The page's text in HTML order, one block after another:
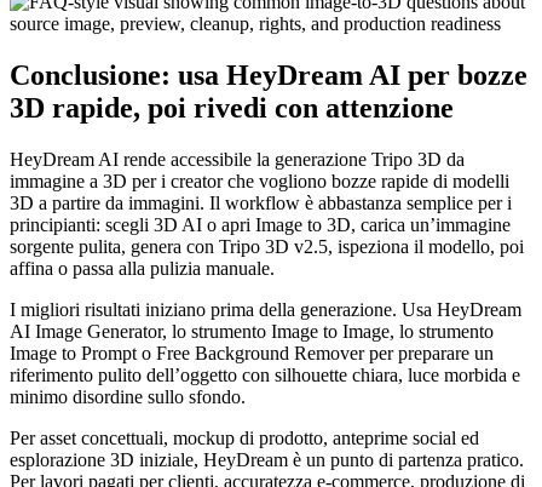
Conclusione: usa HeyDream AI per bozze
3D rapide, poi rivedi con attenzione
HeyDream AI rende accessibile la generazione Tripo 3D da
immagine a 3D per i creator che vogliono bozze rapide di modelli
3D a partire da immagini. Il workflow è abbastanza semplice per i
principianti: scegli 3D AI o apri Image to 3D, carica un’immagine
sorgente pulita, genera con Tripo 3D v2.5, ispeziona il modello, poi
affina o passa alla pulizia manuale.
I migliori risultati iniziano prima della generazione. Usa HeyDream
AI Image Generator, lo strumento Image to Image, lo strumento
Image to Prompt o Free Background Remover per preparare un
riferimento pulito dell’oggetto con silhouette chiara, luce morbida e
minimo disordine sullo sfondo.
Per asset concettuali, mockup di prodotto, anteprime social ed
esplorazione 3D iniziale, HeyDream è un punto di partenza pratico.
Per lavori pagati per clienti, accuratezza e-commerce, produzione di